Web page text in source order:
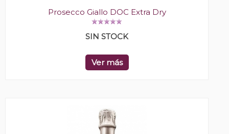
Prosecco Giallo DOC Extra Dry
SIN STOCK
Ver más